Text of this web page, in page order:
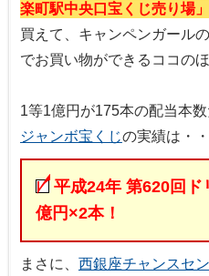
楽町駅中央口宝くじ売り場」
買えて、キャンペンガール
でお買い物ができるココの
1等1億円が175本の配当本数
ジャンボ宝くじの実績は・・
平成24年 第620回ド
億円×2本！
まさに、 西銀座チャンスセ